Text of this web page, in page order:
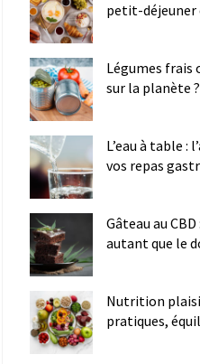
petit-déjeuner
Légumes frais
sur la planète ?
L’eau à table :
vos repas
Gâteau au
autant que le
Nutrition
pratiques,